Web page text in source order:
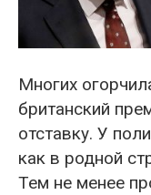
Многих
британский
отставку. У
как в родной
Тем не менее